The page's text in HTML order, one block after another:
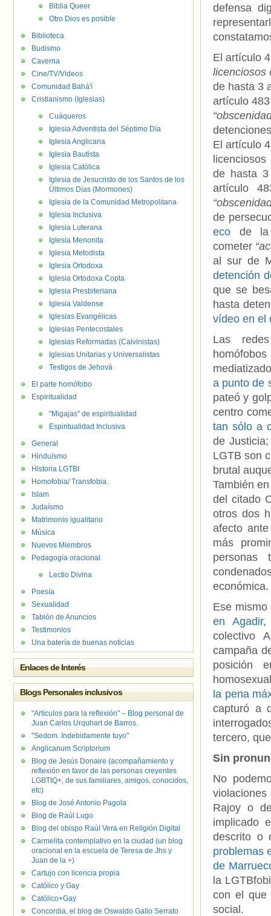
defensa
El artículo
licenciosos
de hasta 3
artículo
El artículo
de hasta
artículo
de
eco de la
cometer
al sur de
detención
que se
hasta
vídeo en el
Las
a punto de
pateó y
centro
tan sólo a
de
LGTB son
brutal
También
del citado
otros dos
afecto
más
personas
económica.
Ese
en Agadir,
colectivo
campaña
posición
la pena
capturó a
tercero,
Sin
No
violaciones
Rajoy o
implicado
descrito o
problemas
de
la
con el que
social.
Biblia Queer
Otro Dios es posible
Biblioteca
Budismo
Caverna
Cine/TV/Videos
Comunidad Bahá'í
Cristianismo (Iglesias)
Cuáqueros
Iglesia Adventista del Séptimo Día
Iglesia Anglicana
Iglesia Bautista
Iglesia Católica
Iglesia de Jesucristo de los Santos de los
Últimos Días (Mormones)
Iglesia de la Comunidad Metropolitana
Iglesia Inclusiva
Iglesia Luterana
Iglesia Menonita
Iglesia Metodista
Iglesia Ortodoxa
Iglesia Ortodoxa Copta
Iglesia Presbiteriana
Iglesia Valdense
Iglesias Evangélicas
Iglesias Pentecostales
Iglesias Reformadas (Calvinistas)
Iglesias Unitarias y Universalistas
Testigos de Jehová
El parte homófobo
Espiritualidad
"Migajas" de espiritualidad
Espiritualidad Inclusiva
General
Hinduísmo
Historia LGTBI
Homofobia/ Transfobia.
Islam
Judaísmo
Matrimonio igualitario
Música
Nuevos Miembros
Pedagogía oracional
Lectio Divina
Poesía
Sexualidad
Tablón de Anuncios
Testimonios
Una batería de buenas noticias
Enlaces de Interés
Blogs Personales inclusivos
"Artículos para la reflexión" – Blog personal de
Juan Carlos Urquhart de Barros.
"Sedom. Indebidamente tuyo"
Anglicanum Scriptorium
Blog de Jesús Donaire (acompañamiento y
reflexión en favor de las personas creyentes
LGBTIQ+, de sus familiares, amigos, conocidos,
etc)
Blog de José Antonio Pagola
Blog de Raúl Lugo
Blog del obispo Raúl Vera en Religión Digital
Carmelita contemplativo en la ciudad (un blog
oracional en la escuela de Teresa de Jhs y
Juan de la +)
Cartujo con licencia propia
Católico y Gay
Católico+Gay
Concordia, el blog de Oswaldo Gallo Serrato